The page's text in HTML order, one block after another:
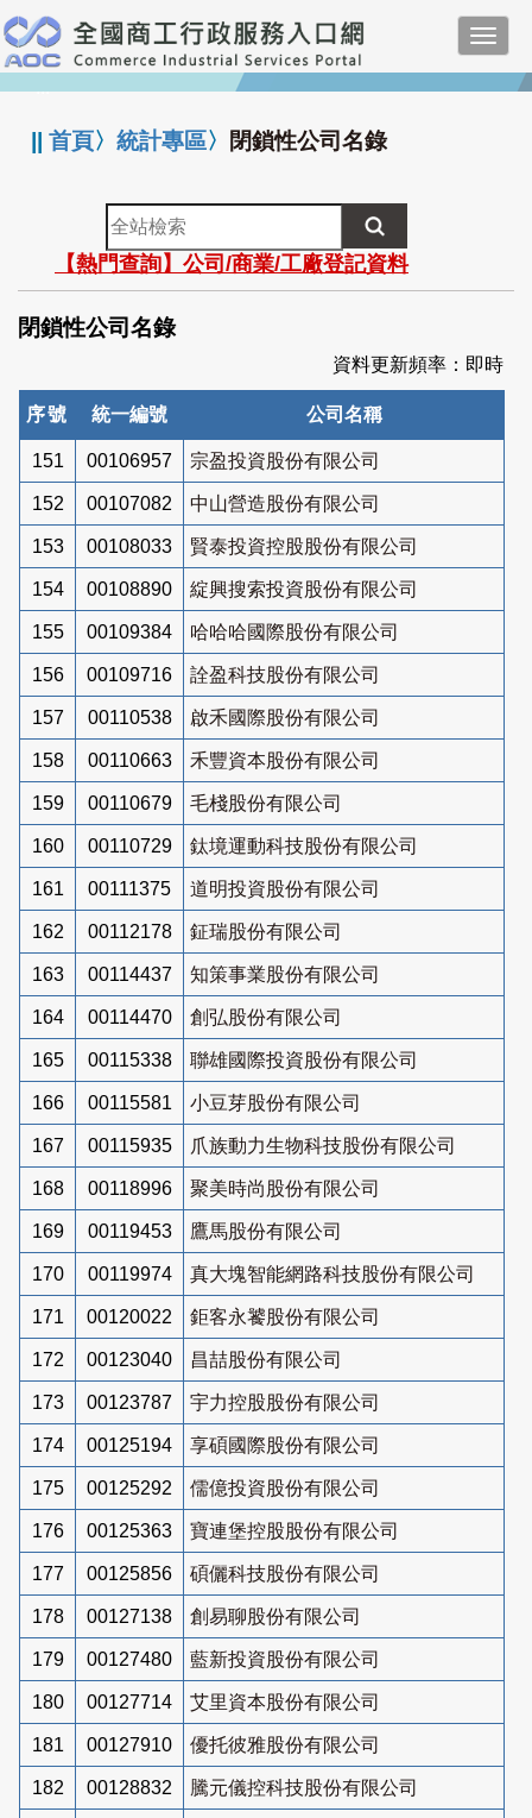
跳
到
主
要
:::
||首頁〉統計專區〉 閉鎖性公司名錄
全
站
檢
索
【熱門查詢】公司/商業/工廠登記資料
閉鎖性公司名錄
資料更新頻率：即時
序號 統一編號 公司名稱
151 00106957 宗盈投資股份有限公司
152 00107082 中山營造股份有限公司
153 00108033 賢泰投資控股股份有限公司
154 00108890 綻興搜索投資股份有限公司
155 00109384 哈哈哈國際股份有限公司
156 00109716 詮盈科技股份有限公司
157 00110538 啟禾國際股份有限公司
158 00110663 禾豐資本股份有限公司
159 00110679 毛棧股份有限公司
160 00110729 鈦境運動科技股份有限公司
161 00111375 道明投資股份有限公司
162 00112178 鉦瑞股份有限公司
163 00114437 知策事業股份有限公司
164 00114470 創弘股份有限公司
165 00115338 聯雄國際投資股份有限公司
166 00115581 小豆芽股份有限公司
167 00115935 爪族動力生物科技股份有限公司
168 00118996 聚美時尚股份有限公司
169 00119453 鷹馬股份有限公司
170 00119974 真大塊智能網路科技股份有限公司
171 00120022 鉅客永饕股份有限公司
172 00123040 昌喆股份有限公司
173 00123787 宇力控股股份有限公司
174 00125194 享碩國際股份有限公司
175 00125292 儒億投資股份有限公司
176 00125363 寶連堡控股股份有限公司
177 00125856 碩儷科技股份有限公司
178 00127138 創易聊股份有限公司
179 00127480 藍新投資股份有限公司
180 00127714 艾里資本股份有限公司
181 00127910 優托彼雅股份有限公司
182 00128832 騰元儀控科技股份有限公司